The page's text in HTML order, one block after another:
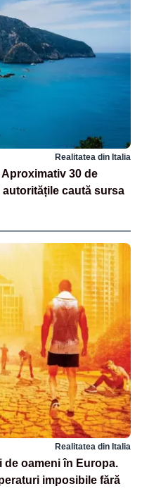
Realitatea din Italia
30 de
caută sursa
Realitatea din Italia
de oameni în Europa.
imposibile fără